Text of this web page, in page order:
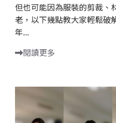
但也可能因為服裝的剪裁、
老，以下幾點教大家輕鬆破
年...
閱讀更多